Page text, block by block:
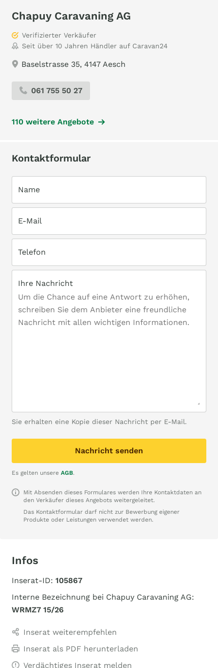
Chapuy Caravaning AG
Verifizierter Verkäufer
Seit über 10 Jahren Händler auf Caravan24
Baselstrasse 35, 4147 Aesch
061 755 50 27
110 weitere Angebote
Kontaktformular
Name
E-Mail
Telefon
Ihre Nachricht
Sie erhalten eine Kopie dieser Nachricht per E-Mail.
Nachricht senden
Es gelten unsere AGB.
Mit Absenden dieses Formulares werden Ihre Kontaktdaten an
den Verkäufer dieses Angebots weitergeleitet.
Das Kontaktformular darf nicht zur Bewerbung eigener
Produkte oder Leistungen verwendet werden.
Infos
Inserat-ID: 105867
Interne Bezeichnung bei Chapuy Caravaning AG:
WRMZ7 15/26
Inserat weiterempfehlen
Inserat als PDF herunterladen
Verdächtiges Inserat melden